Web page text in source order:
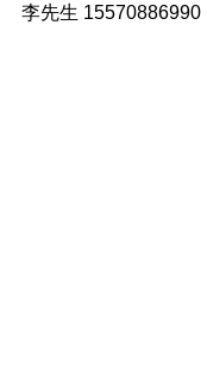
李先生 15570886990